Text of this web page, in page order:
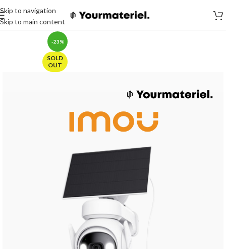
Skip to navigation
Skip to main content
-23%
SOLD
OUT